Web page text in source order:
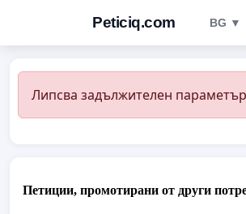
Peticiq.com BG ▼
Липсва задължителен
Петиции, промотирани от други